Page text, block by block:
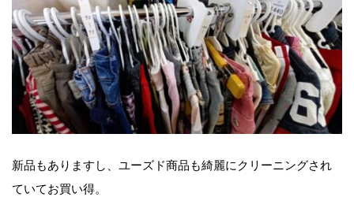
新品もありますし、ユーズド商品も綺麗にクリーニングされ
ていてお買い得。